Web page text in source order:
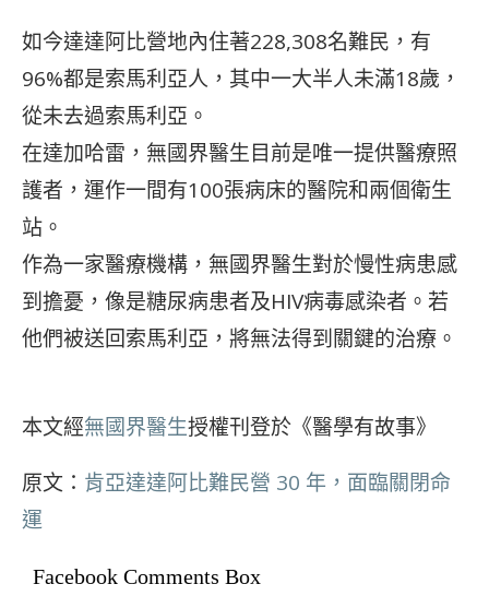
如今達達阿比營地內住著228,308名難民，有
96%都是索馬利亞人，其中一大半人未滿18歲，
從未去過索馬利亞。
在達加哈雷，無國界醫生目前是唯一提供醫療照
護者，運作一間有100張病床的醫院和兩個衛生
站。
作為一家醫療機構，無國界醫生對於慢性病患感
到擔憂，像是糖尿病患者及HIV病毒感染者。若
他們被送回索馬利亞，將無法得到關鍵的治療。
本文經無國界醫生授權刊登於《醫學有故事》
原文： 肯亞達達阿比難民營 30 年，面臨關閉命
運
Facebook Comments Box